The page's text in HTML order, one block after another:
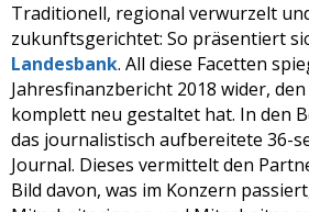
Traditionell, regional verwurzelt
zukunftsgerichtet: So präsentiert
Landesbank. All diese Facetten
Jahresfinanzbericht 2018 wider,
komplett neu gestaltet hat. In den
das journalistisch aufbereitete 36-
Journal. Dieses vermittelt den
Bild davon, was im Konzern